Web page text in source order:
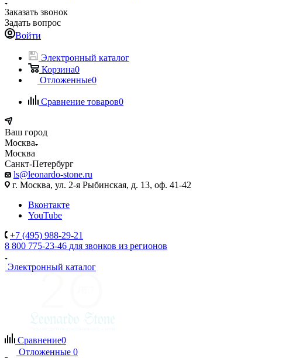
Заказать звонок
Задать вопрос
Войти
Электронный каталог
Корзина0
Отложенные0
Сравнение товаров0
Ваш город
Москва
Москва
Санкт-Петербург
ls@leonardo-stone.ru
г. Москва, ул. 2-я Рыбинская, д. 13, оф. 41-42
Вконтакте
YouTube
+7 (495) 988-29-21
8 800 775-23-46 для звонков из регионов
Электронный каталог
Сравнение0
Отложенные 0